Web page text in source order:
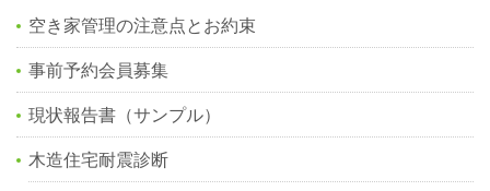
空き家管理の注意点とお約束
事前予約会員募集
現状報告書（サンプル）
木造住宅耐震診断